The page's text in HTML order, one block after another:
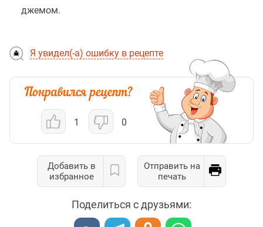
джемом.
Я увидел(-а) ошибку в рецепте
1 0
Добавить в
избранное
Отправить на
печать
Поделиться с друзьями: